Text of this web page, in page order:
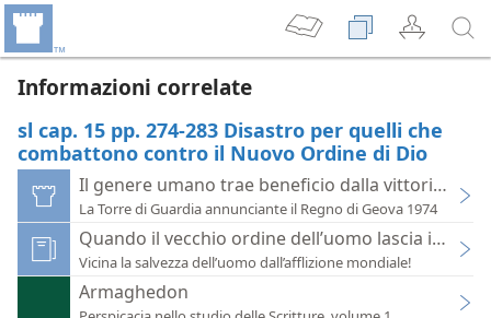
Informazioni correlate
sl cap. 15 pp. 274-283 Disastro per quelli che
combattono contro il Nuovo Ordine di Dio
Il genere umano trae beneficio dalla vittoria ad
La Torre di Guardia annunciante il Regno di Geova 1974
Quando il vecchio ordine dell’uomo lascia il
Vicina la salvezza dell’uomo dall’afflizione mondiale!
Armaghedon